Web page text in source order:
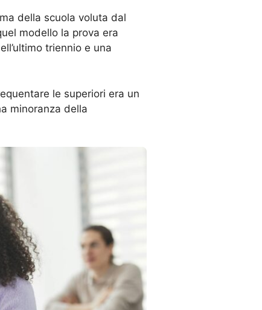
della scuola voluta dal
modello la prova era
triennio e una
le superiori era un
minoranza della